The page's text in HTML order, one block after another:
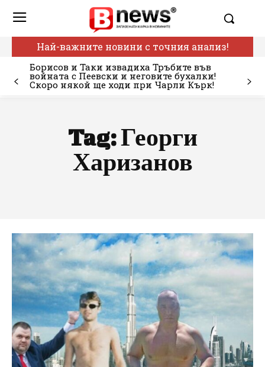
Най-важните новини с точния анализ!
Борисов и Таки извадиха Тръбите във
войната с Пеевски и неговите бухалки!
Скоро някой ще ходи при Чарли Кърк!
Tag:Георги
Харизанов